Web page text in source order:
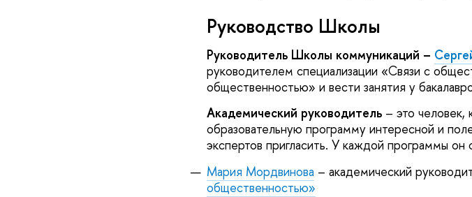
Руководство Школы
Руководитель Школы коммуникаций –
руководителем специализации «Связи с
общественностью» и вести занятия у
Академический руководитель– это человек,
образовательную программу интересной и
экспертов пригласить. У каждой программы он
Мария Мордвинова – академический
общественностью»